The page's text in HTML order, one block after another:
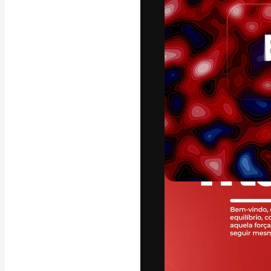
La plataforma
trabajo. Más
entre
estudios.
Español